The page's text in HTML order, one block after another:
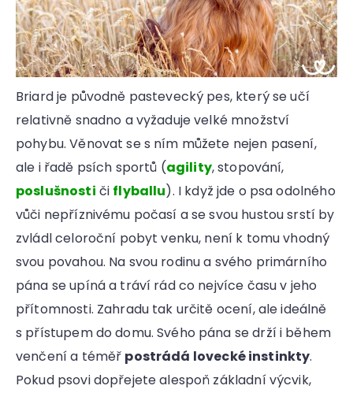
Briard je původně pastevecký pes, který se učí
relativně snadno a vyžaduje velké množství
pohybu. Věnovat se s ním můžete nejen pasení,
ale i řadě psích sportů (agility, stopování,
poslušnosti či flyballu). I když jde o psa odolného
vůči nepříznivému počasí a se svou hustou srstí by
zvládl celoroční pobyt venku, není k tomu vhodný
svou povahou. Na svou rodinu a svého primárního
pána se upíná a tráví rád co nejvíce času v jeho
přítomnosti. Zahradu tak určitě ocení, ale ideálně
s přístupem do domu. Svého pána se drží i během
venčení a téměř postrádá lovecké instinkty.
Pokud psovi dopřejete alespoň základní výcvik,
HLEDAT
D
p
o
r
u
č
u
j
e
m
e